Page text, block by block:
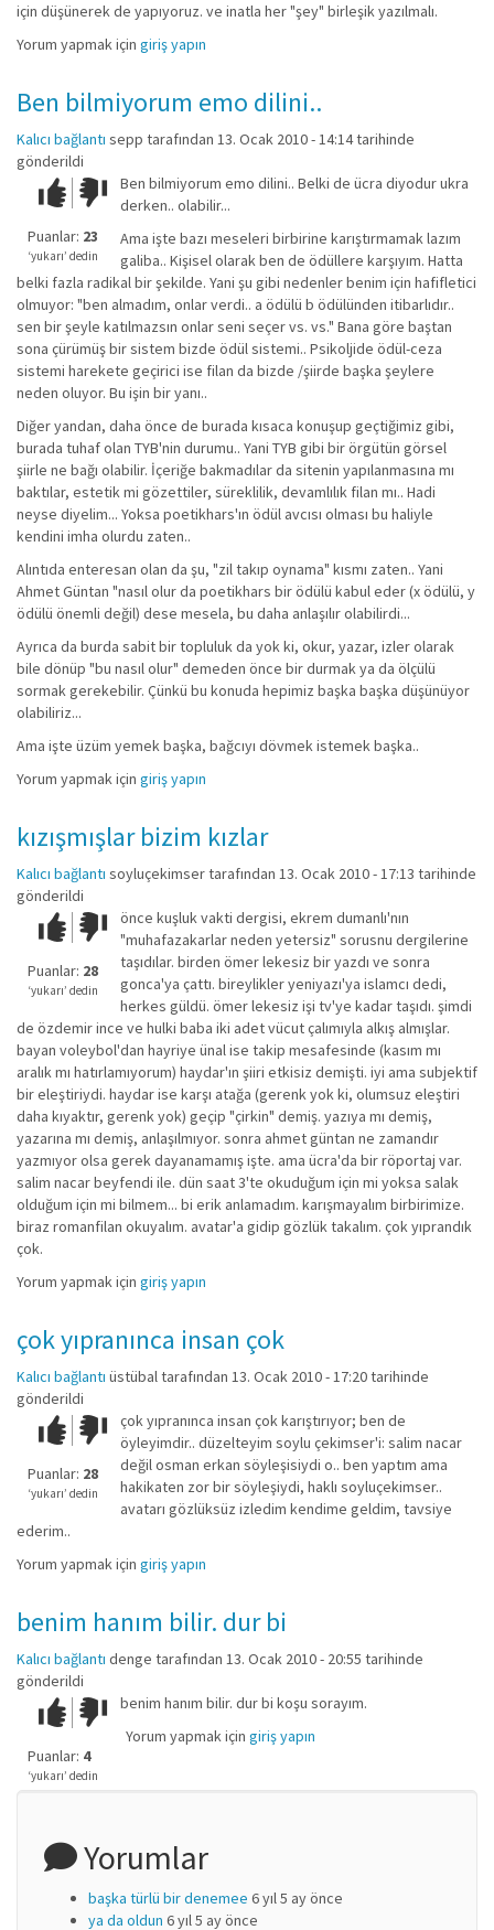
için düşünerek de yapıyoruz. ve inatla her "şey" birleşik yazılmalı.
Yorum yapmak için giriş yapın
Ben bilmiyorum emo dilini..
Kalıcı bağlantı sepp tarafından 13. Ocak 2010 - 14:14 tarihinde
gönderildi
Çok iyi!O
kadar
iyi
değil!
Puanlar: 23
‘yukarı’ dedin
Ben bilmiyorum emo dilini.. Belki de ücra diyodur ukra
derken.. olabilir...
Ama işte bazı meseleri birbirine karıştırmamak lazım
galiba.. Kişisel olarak ben de ödüllere karşıyım. Hatta
belki fazla radikal bir şekilde. Yani şu gibi nedenler benim için hafifletici
olmuyor: "ben almadım, onlar verdi.. a ödülü b ödülünden itibarlıdır..
sen bir şeyle katılmazsın onlar seni seçer vs. vs." Bana göre baştan
sona çürümüş bir sistem bizde ödül sistemi.. Psikoljide ödül-ceza
sistemi harekete geçirici ise filan da bizde /şiirde başka şeylere
neden oluyor. Bu işin bir yanı..
Diğer yandan, daha önce de burada kısaca konuşup geçtiğimiz gibi,
burada tuhaf olan TYB'nin durumu.. Yani TYB gibi bir örgütün görsel
şiirle ne bağı olabilir. İçeriğe bakmadılar da sitenin yapılanmasına mı
baktılar, estetik mi gözettiler, süreklilik, devamlılık filan mı.. Hadi
neyse diyelim... Yoksa poetikhars'ın ödül avcısı olması bu haliyle
kendini imha olurdu zaten..
Alıntıda enteresan olan da şu, "zil takıp oynama" kısmı zaten.. Yani
Ahmet Güntan "nasıl olur da poetikhars bir ödülü kabul eder (x ödülü, y
ödülü önemli değil) dese mesela, bu daha anlaşılır olabilirdi...
Ayrıca da burda sabit bir topluluk da yok ki, okur, yazar, izler olarak
bile dönüp "bu nasıl olur" demeden önce bir durmak ya da ölçülü
sormak gerekebilir. Çünkü bu konuda hepimiz başka başka düşünüyor
olabiliriz...
Ama işte üzüm yemek başka, bağcıyı dövmek istemek başka..
Yorum yapmak için giriş yapın
kızışmışlar bizim kızlar
Kalıcı bağlantı soyluçekimsertarafından 13. Ocak 2010 - 17:13 tarihinde
gönderildi
Çok iyi!O
kadar
iyi
değil!
Puanlar: 28
‘yukarı’ dedin
önce kuşluk vakti dergisi, ekrem dumanlı'nın
"muhafazakarlar neden yetersiz" sorusnu dergilerine
taşıdılar. birden ömer lekesiz bir yazdı ve sonra
gonca'ya çattı. bireylikler yeniyazı'ya islamcı dedi,
herkes güldü. ömer lekesiz işi tv'ye kadar taşıdı. şimdi
de özdemir ince ve hulki baba iki adet vücut çalımıyla alkış almışlar.
bayan voleybol'dan hayriye ünal ise takip mesafesinde (kasım mı
aralık mı hatırlamıyorum) haydar'ın şiiri etkisiz demişti. iyi ama subjektif
bir eleştiriydi. haydar ise karşı atağa (gerenk yok ki, olumsuz eleştiri
daha kıyaktır, gerenk yok) geçip "çirkin" demiş. yazıya mı demiş,
yazarına mı demiş, anlaşılmıyor. sonra ahmet güntan ne zamandır
yazmıyor olsa gerek dayanamamış işte. ama ücra'da bir röportaj var.
salim nacar beyfendi ile. dün saat 3'te okuduğum için mi yoksa salak
olduğum için mi bilmem... bi erik anlamadım. karışmayalım birbirimize.
biraz romanfilan okuyalım. avatar'a gidip gözlük takalım. çok yıprandık
çok.
Yorum yapmak için giriş yapın
çok yıpranınca insan çok
Kalıcı bağlantı üstübaltarafından 13. Ocak 2010 - 17:20 tarihinde
gönderildi
Çok iyi!O
kadar
iyi
değil!
Puanlar: 28
‘yukarı’ dedin
çok yıpranınca insan çok karıştırıyor; ben de
öyleyimdir.. düzelteyim soylu çekimser'i: salim nacar
değil osman erkan söyleşisiydi o.. ben yaptım ama
hakikaten zor bir söyleşiydi, haklı soyluçekimser..
avatarı gözlüksüz izledim kendime geldim, tavsiye
ederim..
Yorum yapmak için giriş yapın
benim hanım bilir. dur bi
Kalıcı bağlantı denge tarafından 13. Ocak 2010 - 20:55 tarihinde
gönderildi
Çok iyi!O
kadar
iyi
değil!
Puanlar: 4
‘yukarı’ dedin
benim hanım bilir. dur bi koşu sorayım.
Yorum yapmak için giriş yapın
Yorumlar
başka türlü bir denemee 6 yıl 5 ay önce
ya da oldun 6 yıl 5 ay önce